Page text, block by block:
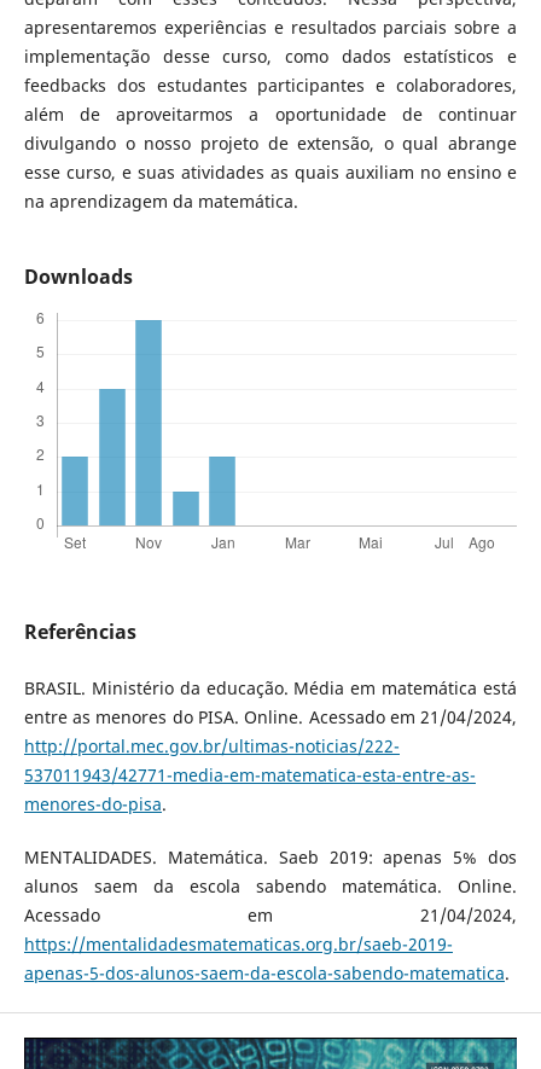
apresentaremos experiências e resultados parciais sobre a
implementação desse curso, como dados estatísticos e
feedbacks dos estudantes participantes e colaboradores,
além de aproveitarmos a oportunidade de continuar
divulgando o nosso projeto de extensão, o qual abrange
esse curso, e suas atividades as quais auxiliam no ensino e
na aprendizagem da matemática.
Downloads
Referências
BRASIL. Ministério da educação. Média em matemática está
entre as menores do PISA. Online. Acessado em 21/04/2024,
http://portal.mec.gov.br/ultimas-noticias/222-
537011943/42771-media-em-matematica-esta-entre-as-
menores-do-pisa.
MENTALIDADES. Matemática. Saeb 2019: apenas 5% dos
alunos saem da escola sabendo matemática. Online.
Acessado em 21/04/2024,
https://mentalidadesmatematicas.org.br/saeb-2019-
apenas-5-dos-alunos-saem-da-escola-sabendo-matematica.